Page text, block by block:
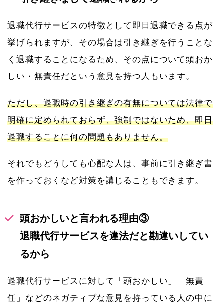
退職代行サービスの特徴として即日退職できる点が
挙げられますが、その場合は引き継ぎを行うことな
く退職することになるため、その点について頭おか
しい・無責任だという意見を持つ人もいます。
ただし、退職時の引き継ぎの有無については法律で
明確に定められておらず、強制ではないため、即日
退職することに何の問題もありません。
それでもどうしても心配な人は、事前に引き継ぎ書
を作っておくなど対策を講じることもできます。
頭おかしいと言われる理由③
退職代行サービスを違法だと勘違いしてい
るから
退職代行サービスに対して「頭おかしい」「無責
任」などのネガティブな意見を持っている人の中に